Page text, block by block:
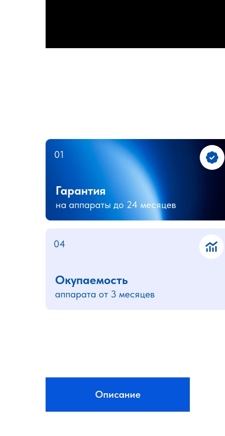
01
на аппараты до 24 месяцев
Гарантия
04
аппарата от 3 месяцев
Окупаемость
Описание